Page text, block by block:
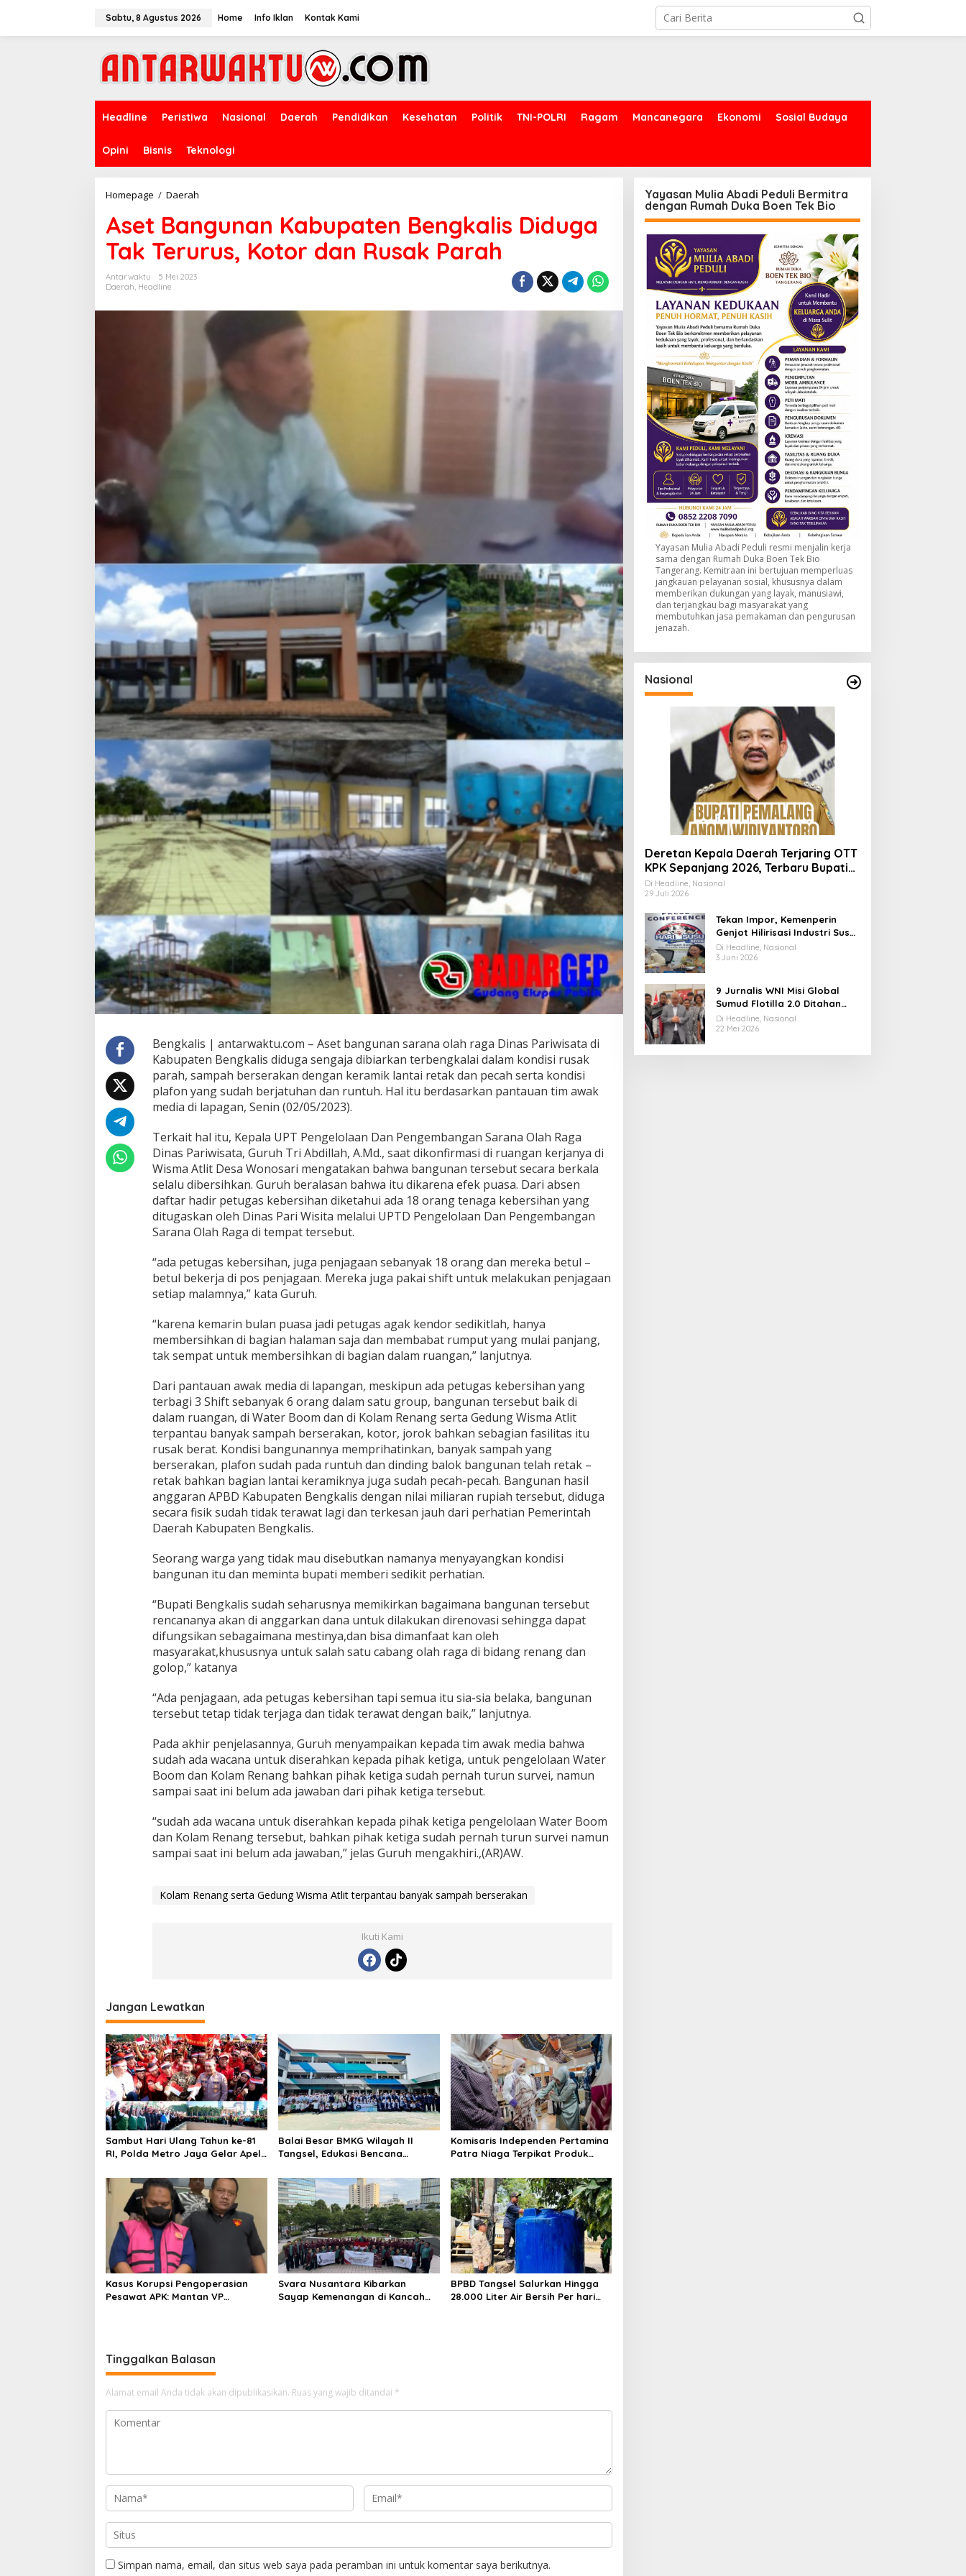
Sabtu, 8 Agustus 2026 Home Info Iklan Kontak Kami
Headline Peristiwa Nasional Daerah Pendidikan Kesehatan Politik TNI-POLRI Ragam Mancanegara Ekonomi Sosial Budaya
Opini Bisnis Teknologi
Homepage / Daerah
Kabupaten
Bengkalis
Diduga
Tak
Rusak
Parah
Aset Bangunan Kabupaten Bengkalis Diduga
Tak Terurus, Kotor dan Rusak Parah
Antarwaktu
5 Mei 2023
Daerah, Headline
Bengkalis | antarwaktu.com – Aset bangunan sarana olah raga Dinas Pariwisata di
Kabupaten Bengkalis diduga sengaja dibiarkan terbengkalai dalam kondisi rusak
parah, sampah berserakan dengan keramik lantai retak dan pecah serta kondisi
plafon yang sudah berjatuhan dan runtuh. Hal itu berdasarkan pantauan tim awak
media di lapagan, Senin (02/05/2023).
Terkait hal itu, Kepala UPT Pengelolaan Dan Pengembangan Sarana Olah Raga
Dinas Pariwisata, Guruh Tri Abdillah, A.Md., saat dikonfirmasi di ruangan kerjanya di
Wisma Atlit Desa Wonosari mengatakan bahwa bangunan tersebut secara berkala
selalu dibersihkan. Guruh beralasan bahwa itu dikarena efek puasa. Dari absen
daftar hadir petugas kebersihan diketahui ada 18 orang tenaga kebersihan yang
ditugaskan oleh Dinas Pari Wisita melalui UPTD Pengelolaan Dan Pengembangan
Sarana Olah Raga di tempat tersebut.
“ada petugas kebersihan, juga penjagaan sebanyak 18 orang dan mereka betul –
betul bekerja di pos penjagaan. Mereka juga pakai shift untuk melakukan penjagaan
setiap malamnya,” kata Guruh.
“karena kemarin bulan puasa jadi petugas agak kendor sedikitlah, hanya
membersihkan di bagian halaman saja dan membabat rumput yang mulai panjang,
tak sempat untuk membersihkan di bagian dalam ruangan,” lanjutnya.
Dari pantauan awak media di lapangan, meskipun ada petugas kebersihan yang
terbagi 3 Shift sebanyak 6 orang dalam satu group, bangunan tersebut baik di
dalam ruangan, di Water Boom dan di Kolam Renang serta Gedung Wisma Atlit
terpantau banyak sampah berserakan, kotor, jorok bahkan sebagian fasilitas itu
rusak berat. Kondisi bangunannya memprihatinkan, banyak sampah yang
berserakan, plafon sudah pada runtuh dan dinding balok bangunan telah retak –
retak bahkan bagian lantai keramiknya juga sudah pecah-pecah. Bangunan hasil
anggaran APBD Kabupaten Bengkalis dengan nilai miliaran rupiah tersebut, diduga
secara fisik sudah tidak terawat lagi dan terkesan jauh dari perhatian Pemerintah
Daerah Kabupaten Bengkalis.
Seorang warga yang tidak mau disebutkan namanya menyayangkan kondisi
bangunan itu dan meminta bupati memberi sedikit perhatian.
“Bupati Bengkalis sudah seharusnya memikirkan bagaimana bangunan tersebut
rencananya akan di anggarkan dana untuk dilakukan direnovasi sehingga dapat
difungsikan sebagaimana mestinya,dan bisa dimanfaat kan oleh
masyarakat,khususnya untuk salah satu cabang olah raga di bidang renang dan
golop,” katanya
“Ada penjagaan, ada petugas kebersihan tapi semua itu sia-sia belaka, bangunan
tersebut tetap tidak terjaga dan tidak terawat dengan baik,” lanjutnya.
Pada akhir penjelasannya, Guruh menyampaikan kepada tim awak media bahwa
sudah ada wacana untuk diserahkan kepada pihak ketiga, untuk pengelolaan Water
Boom dan Kolam Renang bahkan pihak ketiga sudah pernah turun survei, namun
sampai saat ini belum ada jawaban dari pihak ketiga tersebut.
“sudah ada wacana untuk diserahkan kepada pihak ketiga pengelolaan Water Boom
dan Kolam Renang tersebut, bahkan pihak ketiga sudah pernah turun survei namun
sampai saat ini belum ada jawaban,” jelas Guruh mengakhiri.,(AR)AW.
Kolam Renang serta Gedung Wisma Atlit terpantau banyak sampah berserakan
Ikuti Kami
Jangan Lewatkan
Sambut Hari Ulang Tahun ke-81
RI, Polda Metro Jaya Gelar Apel
Balai Besar BMKG Wilayah II
Tangsel, Edukasi Bencana
kepada pelajar UPTD SMPN 23
Komisaris Independen Pertamina
Patra Niaga Terpikat Produk
Sentuhan Kemanusiaan dan
Keberlanjutan
Kasus Korupsi Pengoperasian
Pesawat APK: Mantan VP
Svara Nusantara Kibarkan
Sayap Kemenangan di Kancah
BPBD Tangsel Salurkan Hingga
28.000 Liter Air Bersih Per hari
Tinggalkan Balasan
Alamat email Anda tidak akan dipublikasikan. Ruas yang wajib ditandai *
Simpan nama, email, dan situs web saya pada peramban ini untuk komentar saya berikutnya.
Yayasan Mulia Abadi Peduli Bermitra
dengan Rumah Duka Boen Tek Bio
Yayasan Mulia Abadi Peduli resmi menjalin kerja
sama dengan Rumah Duka Boen Tek Bio
Tangerang. Kemitraan ini bertujuan memperluas
jangkauan pelayanan sosial, khususnya dalam
memberikan dukungan yang layak, manusiawi,
dan terjangkau bagi masyarakat yang
membutuhkan jasa pemakaman dan pengurusan
jenazah.
Nasional
Deretan Kepala Daerah Terjaring OTT
KPK Sepanjang 2026, Terbaru Bupati
Pemalang Anom Widiyantoro
Di Headline, Nasional
29 Juli 2026
Tekan Impor, Kemenperin
Genjot Hilirisasi Industri Susu
Lewat Momen Hari Susu
Nusantara 2026
Di Headline, Nasional
3 Juni 2026
9 Jurnalis WNI Misi Global
Sumud Flotilla 2.0 Ditahan
Militer Israel, Kini Dibebaskan
dan Dievakuasi ke Istanbul
Di Headline, Nasional
22 Mei 2026